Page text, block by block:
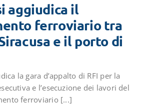
aggiudica il
ferroviario tra
e il porto di
la gara d’appalto di RFI per la
e l’esecuzione dei lavori del
ferroviario [...]